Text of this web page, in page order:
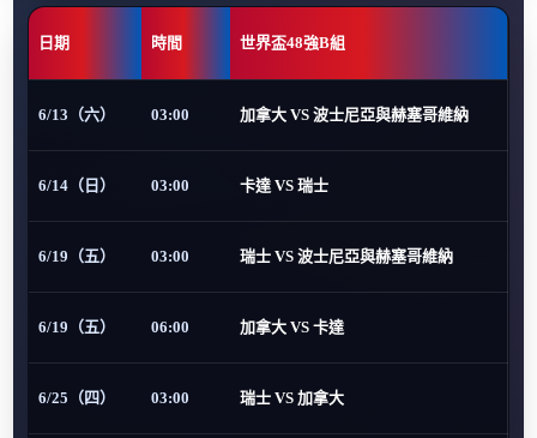
日期 時間 世界盃48強B組
6/13（六） 03:00 加拿大 VS 波士尼亞與赫塞哥維納
6/14（日） 03:00 卡達 VS 瑞士
6/19（五） 03:00 瑞士 VS 波士尼亞與赫塞哥維納
6/19（五） 06:00 加拿大 VS 卡達
6/25（四） 03:00 瑞士 VS 加拿大